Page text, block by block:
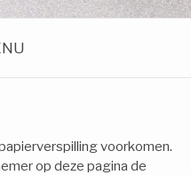
voorkomen.
op deze pagina de